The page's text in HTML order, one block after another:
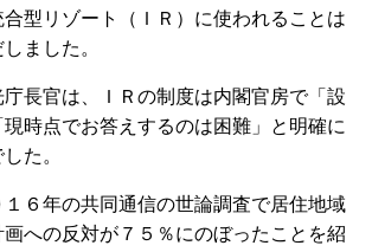
型リゾート（ＩＲ）に使われることは
ました。
長官は、ＩＲの制度は内閣官房で「設
時点でお答えするのは困難」と明確に
た。
６年の共同通信の世論調査で居住地域
への反対が７５％にのぼったことを紹